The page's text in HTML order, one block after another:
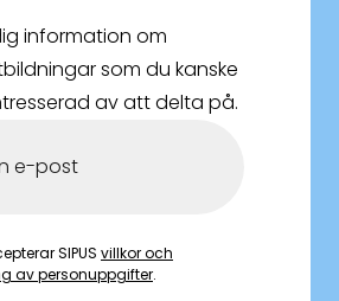
information om
som du kanske
av att delta på.
SIPUS villkor och
av personuppgifter.